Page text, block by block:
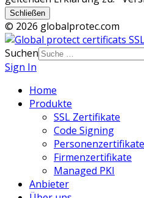
Schließen
© 2026 globalprotec.com
Suchen
Sign In
Home
Produkte
SSL Zertifikate
Code Signing
Personenzertifikate
Firmenzertifikate
Managed PKI
Anbieter